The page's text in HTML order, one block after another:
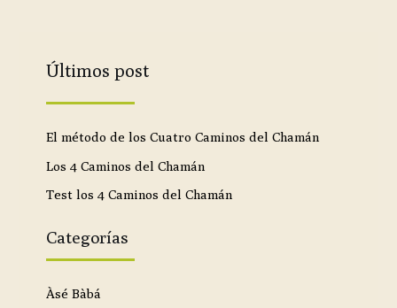
Últimos post
El método de los Cuatro Caminos del Chamán
Los 4 Caminos del Chamán
Test los 4 Caminos del Chamán
Categorías
Àsé Bàbá